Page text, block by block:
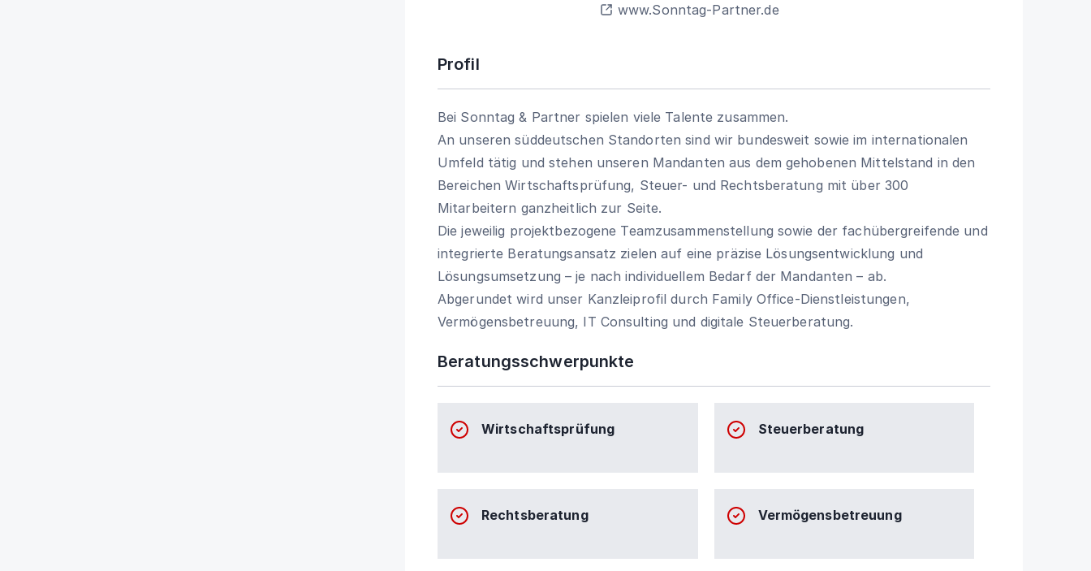
www.Sonntag-Partner.de
Profil
Bei Sonntag & Partner spielen viele Talente zusammen.
An unseren süddeutschen Standorten sind wir bundesweit sowie im internationalen
Umfeld tätig und stehen unseren Mandanten aus dem gehobenen Mittelstand in den
Bereichen Wirtschaftsprüfung, Steuer- und Rechtsberatung mit über 300
Mitarbeitern ganzheitlich zur Seite.
Die jeweilig projektbezogene Teamzusammenstellung sowie der fachübergreifende und
integrierte Beratungsansatz zielen auf eine präzise Lösungsentwicklung und
Lösungsumsetzung – je nach individuellem Bedarf der Mandanten – ab.
Abgerundet wird unser Kanzleiprofil durch Family Office-Dienstleistungen,
Vermögensbetreuung, IT Consulting und digitale Steuerberatung.
Beratungsschwerpunkte
Wirtschaftsprüfung Steuerberatung
Rechtsberatung Vermögensbetreuung